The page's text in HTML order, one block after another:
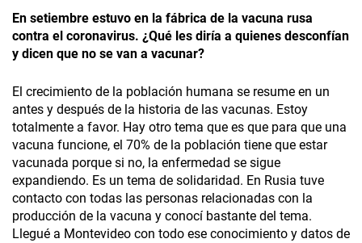
En setiembre estuvo en la fábrica de la vacuna rusa
contra el coronavirus. ¿Qué les diría a quienes desconfían
y dicen que no se van a vacunar?
El crecimiento de la población humana se resume en un
antes y después de la historia de las vacunas. Estoy
totalmente a favor. Hay otro tema que es que para que una
vacuna funcione, el 70% de la población tiene que estar
vacunada porque si no, la enfermedad se sigue
expandiendo. Es un tema de solidaridad. En Rusia tuve
contacto con todas las personas relacionadas con la
producción de la vacuna y conocí bastante del tema.
Llegué a Montevideo con todo ese conocimiento y datos de